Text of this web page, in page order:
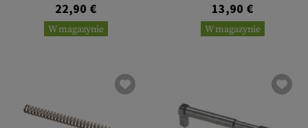
22,90 €
W magazynie
13,90 €
W magazynie